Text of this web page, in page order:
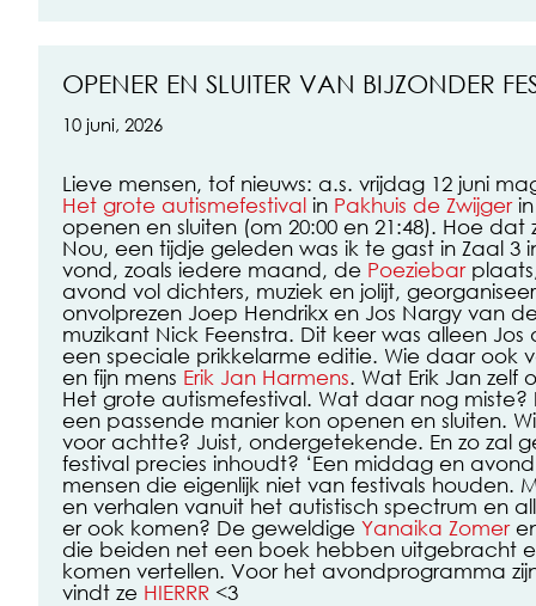
OPENER EN SLUITER VAN BIJZONDER
10 juni, 2026
Lieve mensen, tof nieuws: a.s. vrijdag 12 juni
Het grote autismefestival in Pakhuis de Zwijgerin
openen en sluiten (om 20:00 en 21:48). Hoe dat
Nou, een tijdje geleden was ik te gast in Zaal 3
vond, zoals iedere maand, de Poeziebar
avond vol dichters, muziek en jolijt,
onvolprezen Joep Hendrikx en Jos Nargy van
muzikant Nick Feenstra. Dit keer was alleen
een speciale prikkelarme editie. Wie daar ook
en fijn mens Erik Jan Harmens. Wat Erik Jan zelf
Het grote autismefestival. Wat daar nog
een passende manier kon openen en sluiten.
voor achtte? Juist, ondergetekende. En zo zal
festival precies inhoudt? ‘Een middag en
mensen die eigenlijk niet van festivals houden.
en verhalen vanuit het autistisch spectrum en
er ook komen? De geweldige Yanaika Zomer
die beiden net een boek hebben uitgebracht
komen vertellen. Voor het avondprogramma
vindt ze HIERRR <3